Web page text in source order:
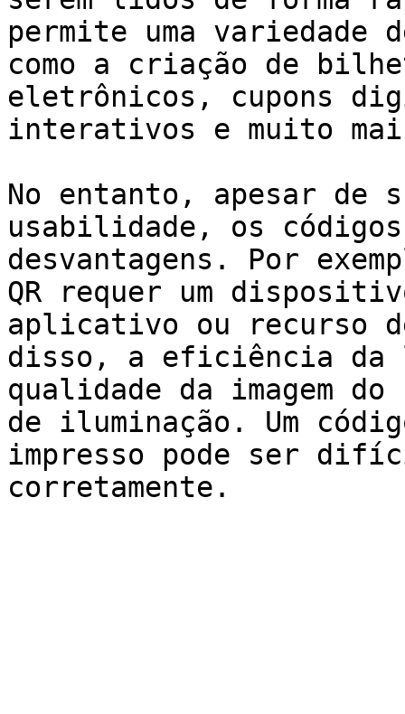
permite uma
como a criação de
eletrônicos, cupons
interativos e muito
No entanto, apesar de
usabilidade, os códigos
desvantagens. Por
QR requer um
aplicativo ou recurso
disso, a eficiência da
qualidade da imagem
de iluminação. Um
impresso pode ser